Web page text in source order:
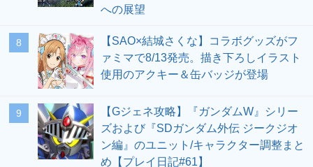
への展望
8
【SAO×結城さくな】コラボグッズがフ
ァミマで8/13発売。描き下ろしイラスト
使用のアクキー＆缶バッジが登場
9
【Gジェネ攻略】『ガンダムW』シリー
ズおよび『SDガンダム外伝 ジークジオ
ン編』のユニット/キャラクター調整まと
め【プレイ日記#61】